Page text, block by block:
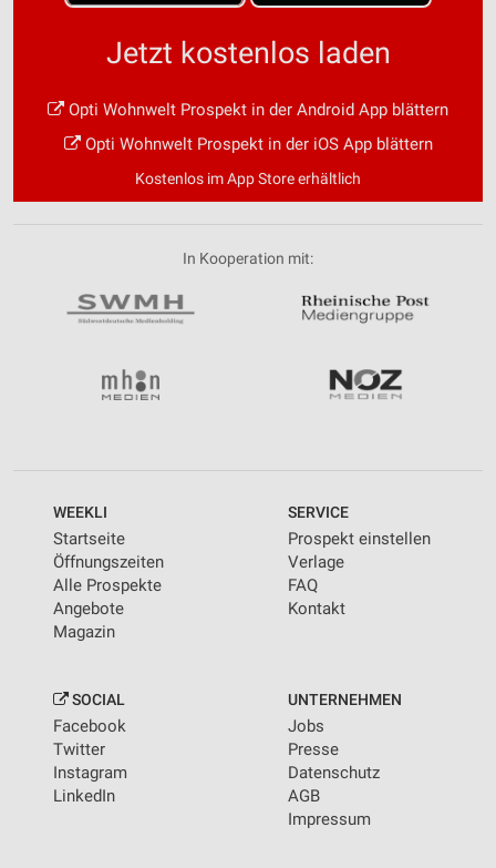
Jetzt kostenlos laden
Opti Wohnwelt Prospekt in der Android App blättern
Opti Wohnwelt Prospekt in der iOS App blättern
Kostenlos im App Store erhältlich
In Kooperation mit:
WEEKLI
Startseite
Öffnungszeiten
Alle Prospekte
Angebote
Magazin
SERVICE
Prospekt einstellen
Verlage
FAQ
Kontakt
SOCIAL
Facebook
Twitter
Instagram
LinkedIn
UNTERNEHMEN
Jobs
Presse
Datenschutz
AGB
Impressum